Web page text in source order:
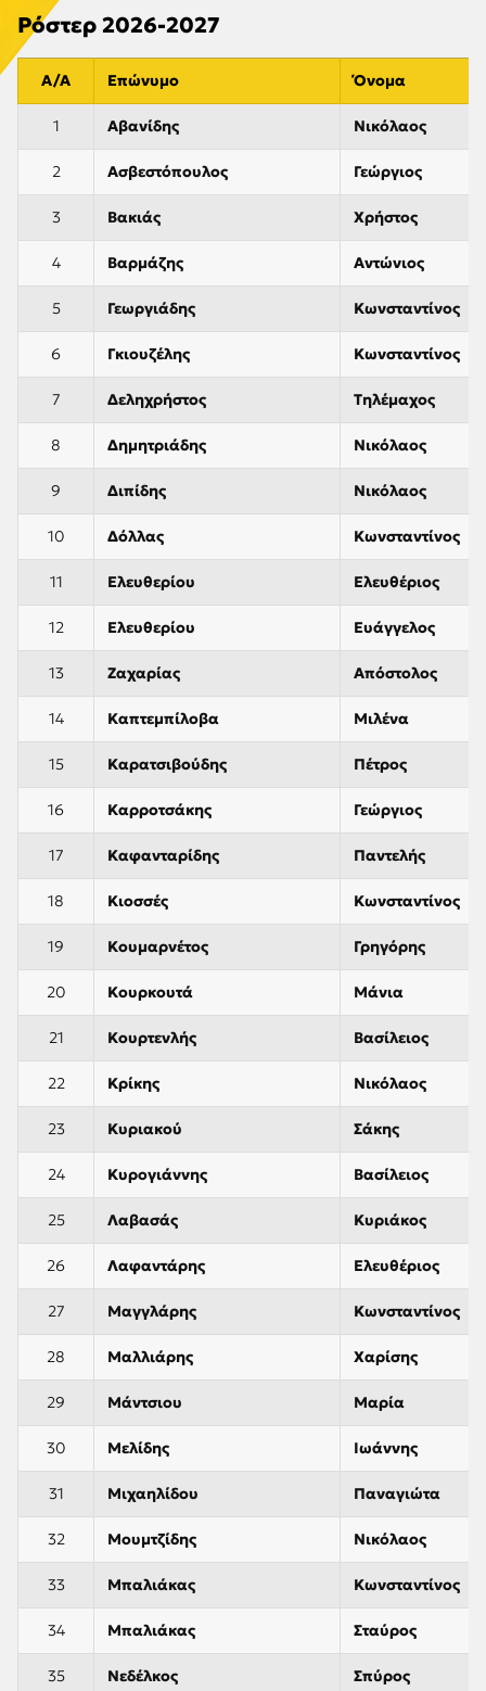
Ρόστερ 2026-2027
Α/Α Επώνυμο Όνομα
1 Αβανίδης Νικόλαος
2 Ασβεστόπουλος Γεώργιος
3 Βακιάς Χρήστος
4 Βαρμάζης Αντώνιος
5 Γεωργιάδης Κωνσταντίνος
6 Γκιουζέλης Κωνσταντίνος
7 Δεληχρήστος Τηλέμαχος
8 Δημητριάδης Νικόλαος
9 Διπίδης Νικόλαος
10 Δόλλας Κωνσταντίνος
11 Ελευθερίου Ελευθέριος
12 Ελευθερίου Ευάγγελος
13 Ζαχαρίας Απόστολος
14 Καπτεμπίλοβα Μιλένα
15 Καρατσιβούδης Πέτρος
16 Καρροτσάκης Γεώργιος
17 Καφανταρίδης Παντελής
18 Κιοσσές Κωνσταντίνος
19 Κουμαρνέτος Γρηγόρης
20 Κουρκουτά Μάνια
21 Κουρτενλής Βασίλειος
22 Κρίκης Νικόλαος
23 Κυριακού Σάκης
24 Κυρογιάννης Βασίλειος
25 Λαβασάς Κυριάκος
26 Λαφαντάρης Ελευθέριος
27 Μαγγλάρης Κωνσταντίνος
28 Μαλλιάρης Χαρίσης
29 Μάντσιου Μαρία
30 Μελίδης Ιωάννης
31 Μιχαηλίδου Παναγιώτα
32 Μουμτζίδης Νικόλαος
33 Μπαλιάκας Κωνσταντίνος
34 Μπαλιάκας Σταύρος
35 Νεδέλκος Σπύρος